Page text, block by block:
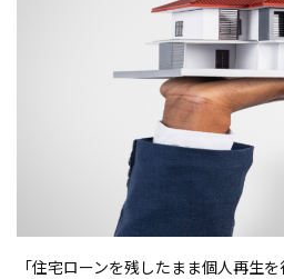
「住宅ローンを残したまま個人再生